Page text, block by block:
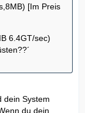
[Im Preis
6.4GT/sec)
dein System
du dein